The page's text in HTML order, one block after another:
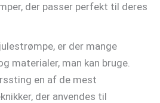
der passer perfekt til deres
er der mange
materialer, man kan bruge.
en af de mest
der anvendes til